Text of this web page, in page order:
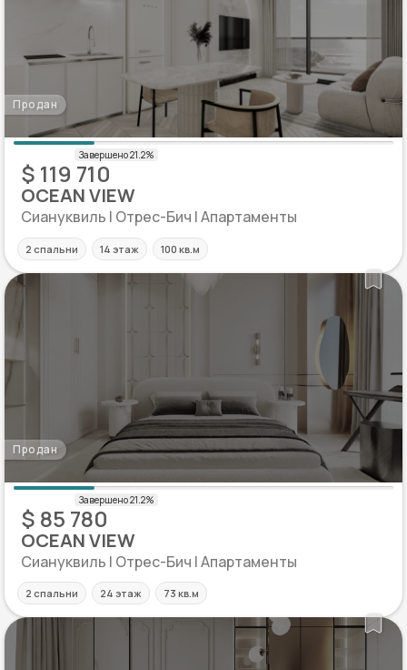
Продан
$ 119 710
OCEAN VIEW
Сиануквиль | Отрес-Бич | Апартаменты
2 спальни 14 этаж 100 кв.м
Продан
$ 85 780
OCEAN VIEW
Сиануквиль | Отрес-Бич | Апартаменты
2 спальни 24 этаж 73 кв.м